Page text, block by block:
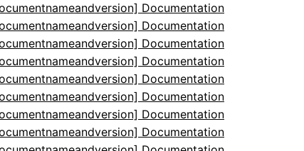
Documentation
Documentation
Documentation
Documentation
Documentation
Documentation
Documentation
Documentation